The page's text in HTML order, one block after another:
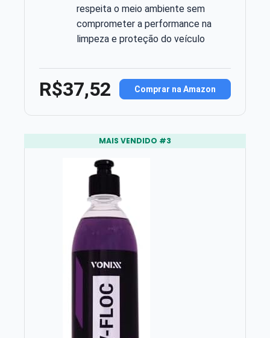
respeita o meio ambiente sem
comprometer a performance na
limpeza e proteção do veículo
R$37,52 Comprar na Amazon
MAIS VENDIDO #3